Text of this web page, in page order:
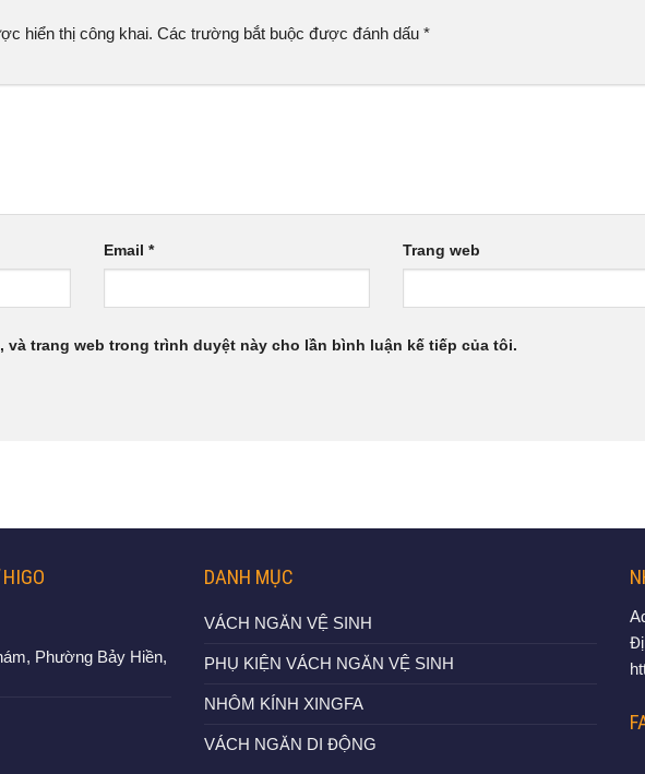
hiển thị công khai. Các trường bắt buộc được đánh dấu *
Email* Trang web
và trang web trong trình duyệt này cho lần bình luận kế tiếp của tôi.
Phường Bảy Hiền,
DANH MỤC
VÁCH NGĂN VỆ SINH
PHỤ KIỆN VÁCH NGĂN VỆ SINH
NHÔM KÍNH XINGFA
VÁCH NGĂN DI ĐỘNG